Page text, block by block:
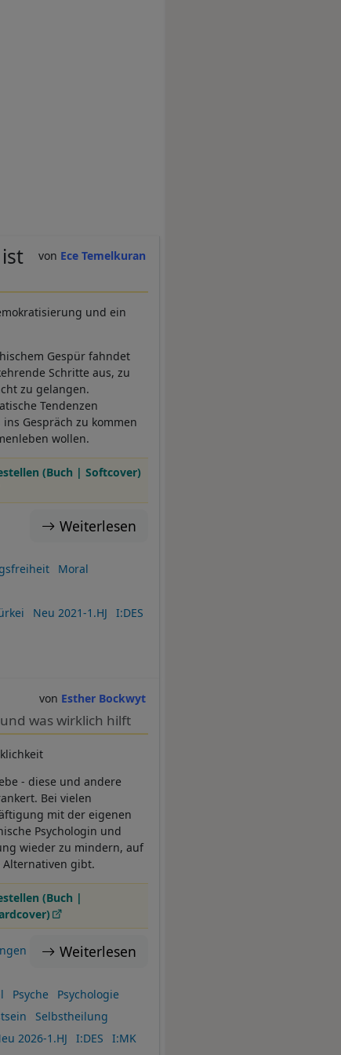
Ece Temelkuran
und ein
Gespür fahndet
Schritte aus, zu
zu gelangen.
Tendenzen
Gespräch zu kommen
wollen.
(Buch | Softcover)
Weiterlesen
Moral
Neu 2021-1.HJ
I:DES
Esther Bockwyt
was wirklich hilft
- diese und andere
Bei vielen
mit der eigenen
Psychologin und
wieder zu mindern, auf
gibt.
(Buch |
Weiterlesen
Psyche
Psychologie
Selbstheilung
2026-1.HJ I:DES
I:MK